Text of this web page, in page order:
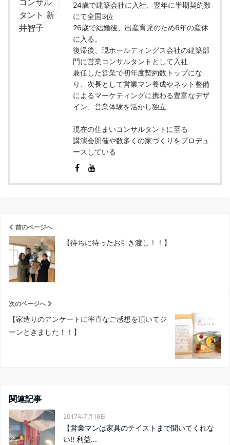
24歳で建築会社に入社、翌年に半期契約数
にて全国3位
26歳で結婚後、出産育児のため6年の産休
に入る。
復帰後、現ホールディングス会社の建築部
門に営業コンサルタントとして入社
兼任した営業で初年度契約数トップにな
り、次長として営業マン養成やネット整備
によるマーケティングに携わる豊富なデザ
イン、営業体験を活かし独立
現在の住まいコンサルタントに至る
講演会開催や数多くの家づくりをプロデュ
ースしている
前のページへ
【待ちに待ったお引き渡し！！】
次のページへ
【家造りのアンケートに率直なご感想を頂いてジ
ーンときました！！】
関連記事
2017年7月16日
【営業マンは家具のテイストまで聞いてくれな
い‼︎ 利益...